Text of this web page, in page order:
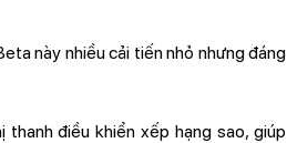
này nhiều cải tiến nhỏ nhưng đáng
điều khiển xếp hạng sao, giúp